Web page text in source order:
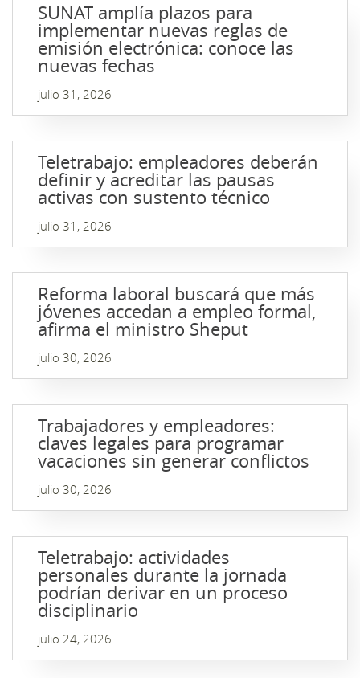
SUNAT amplía plazos para
implementar nuevas reglas de
emisión electrónica: conoce las
nuevas fechas
julio 31, 2026
Teletrabajo: empleadores deberán
definir y acreditar las pausas
activas con sustento técnico
julio 31, 2026
Reforma laboral buscará que más
jóvenes accedan a empleo formal,
afirma el ministro Sheput
julio 30, 2026
Trabajadores y empleadores:
claves legales para programar
vacaciones sin generar conflictos
julio 30, 2026
Teletrabajo: actividades
personales durante la jornada
podrían derivar en un proceso
disciplinario
julio 24, 2026